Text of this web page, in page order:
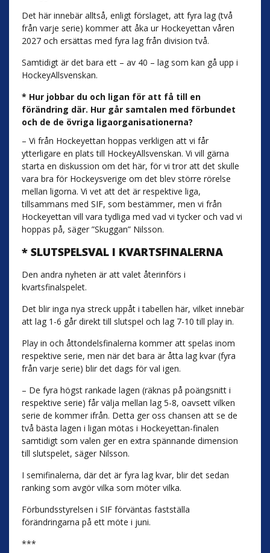
Det här innebär alltså, enligt förslaget, att fyra lag (två
från varje serie) kommer att åka ur Hockeyettan våren
2027 och ersättas med fyra lag från division två.
Samtidigt är det bara ett – av 40 – lag som kan gå upp i
HockeyAllsvenskan.
* Hur jobbar du och ligan för att få till en
förändring där. Hur går samtalen med förbundet
och de de övriga ligaorganisationerna?
– Vi från Hockeyettan hoppas verkligen att vi får
ytterligare en plats till HockeyAllsvenskan. Vi vill gärna
starta en diskussion om det här, för vi tror att det skulle
vara bra för Hockeysverige om det blev större rörelse
mellan ligorna. Vi vet att det är respektive liga,
tillsammans med SIF, som bestämmer, men vi från
Hockeyettan vill vara tydliga med vad vi tycker och vad vi
hoppas på, säger ”Skuggan” Nilsson.
* SLUTSPELSVAL I KVARTSFINALERNA
Den andra nyheten är att valet återinförs i
kvartsfinalspelet.
Det blir inga nya streck uppåt i tabellen här, vilket innebär
att lag 1-6 går direkt till slutspel och lag 7-10 till play in.
Play in och åttondelsfinalerna kommer att spelas inom
respektive serie, men när det bara är åtta lag kvar (fyra
från varje serie) blir det dags för val igen.
– De fyra högst rankade lagen (räknas på poängsnitt i
respektive serie) får välja mellan lag 5-8, oavsett vilken
serie de kommer ifrån. Detta ger oss chansen att se de
två bästa lagen i ligan mötas i Hockeyettan-finalen
samtidigt som valen ger en extra spännande dimension
till slutspelet, säger Nilsson.
I semifinalerna, där det är fyra lag kvar, blir det sedan
ranking som avgör vilka som möter vilka.
Förbundsstyrelsen i SIF förväntas fastställa
förändringarna på ett möte i juni.
***